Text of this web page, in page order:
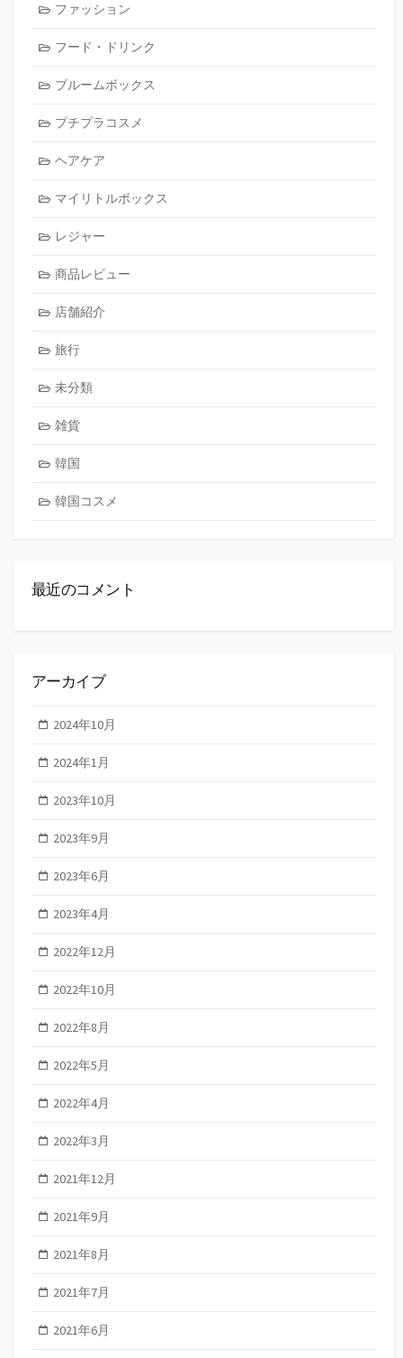
ファッション
フード・ドリンク
ブルームボックス
プチプラコスメ
ヘアケア
マイリトルボックス
レジャー
商品レビュー
店舗紹介
旅行
未分類
雑貨
韓国
韓国コスメ
最近のコメント
アーカイブ
2024年10月
2024年1月
2023年10月
2023年9月
2023年6月
2023年4月
2022年12月
2022年10月
2022年8月
2022年5月
2022年4月
2022年3月
2021年12月
2021年9月
2021年8月
2021年7月
2021年6月